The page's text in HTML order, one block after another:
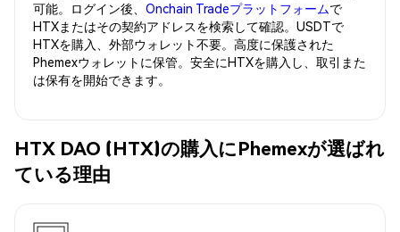
可能。ログイン後、 Onchain Tradeプラットフォームで
HTXまたはその契約アドレスを検索して確認。USDTで
HTXを購入、外部ウォレット不要。高度に保護された
Phemexウォレットに保管。安全にHTXを購入し、取引また
は保有を開始できます。
HTX DAO (HTX)の購入にPhemexが選ばれ
ている理由